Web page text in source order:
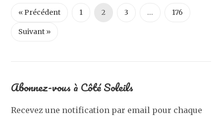
« Précédent 1 2 3 … 176
Suivant »
Abonnez-vous à Côté Soleils
Recevez une notification par email pour chaque